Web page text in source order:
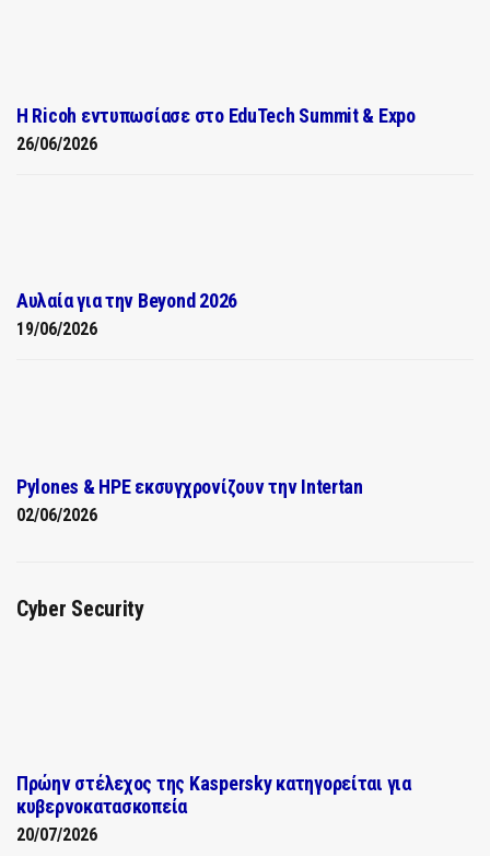
Η Ricoh εντυπωσίασε στο EduTech Summit & Expo
26/06/2026
Αυλαία για την Beyond 2026
19/06/2026
Pylones & HPE εκσυγχρονίζουν την Intertan
02/06/2026
Cyber Security
Πρώην στέλεχος της Kaspersky κατηγορείται για
κυβερνοκατασκοπεία
20/07/2026